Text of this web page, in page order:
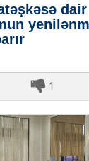
dair
1